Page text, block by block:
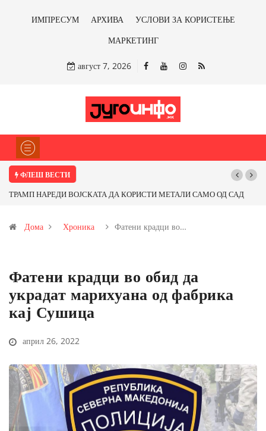
ИМПРЕСУМ АРХИВА
УСЛОВИ ЗА КОРИСТЕЊЕ
МАРКЕТИНГ
август 7, 2026
ФЛЕШ ВЕСТИ
ТРАМП НАРЕДИ ВОЈСКАТА ДА КОРИСТИ МЕТАЛИ САМО ОД САД
Иловица и со антимонот?
Дома Хроника Фатени крадци во…
Фатени крадци во обид да
украдат марихуана од фабрика
кај Сушица
април 26, 2022